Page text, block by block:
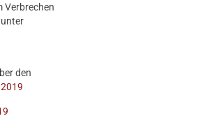
Verbrechen
den